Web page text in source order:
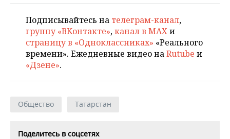
ONLINE-КОНФЕРЕНЦИИ
ОТКРЫТАЯ ЛЕКЦИЯ
ХОККЕЙ
БАСКЕТБОЛ
ВОЛЕЙБОЛ
КИБЕРСПОРТ
ВЛАСТЬ
ИНФРАСТРУКТУРА
ИСТОРИЯ
КУЛЬТУРА
СЮЖЕТЫ
СПРАВОЧНИК
СПИСОК ПЕРСОН
СПИСОК КОМПАНИЙ
ПОЛНАЯ ВЕРСИЯ
Подписывайтесь на телеграм-канал,
группу «ВКонтакте»,канал в MAXи
страницу в «Одноклассниках» «Реального
времени». Ежедневные видео наRutube и
«Дзене».
Общество Татарстан
Поделитесь в соцсетях